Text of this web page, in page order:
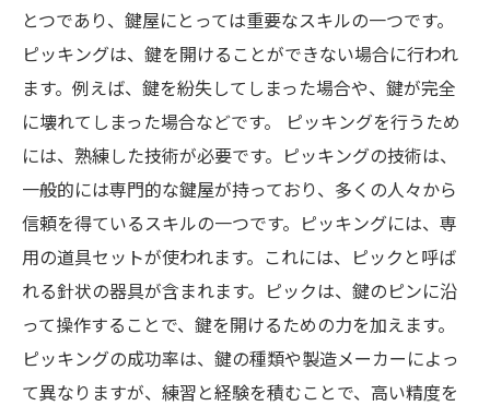
とつであり、鍵屋にとっては重要なスキルの一つです。
ピッキングは、鍵を開けることができない場合に行われ
ます。例えば、鍵を紛失してしまった場合や、鍵が完全
に壊れてしまった場合などです。 ピッキングを行うため
には、熟練した技術が必要です。ピッキングの技術は、
一般的には専門的な鍵屋が持っており、多くの人々から
信頼を得ているスキルの一つです。ピッキングには、専
用の道具セットが使われます。これには、ピックと呼ば
れる針状の器具が含まれます。ピックは、鍵のピンに沿
って操作することで、鍵を開けるための力を加えます。
ピッキングの成功率は、鍵の種類や製造メーカーによっ
て異なりますが、練習と経験を積むことで、高い精度を